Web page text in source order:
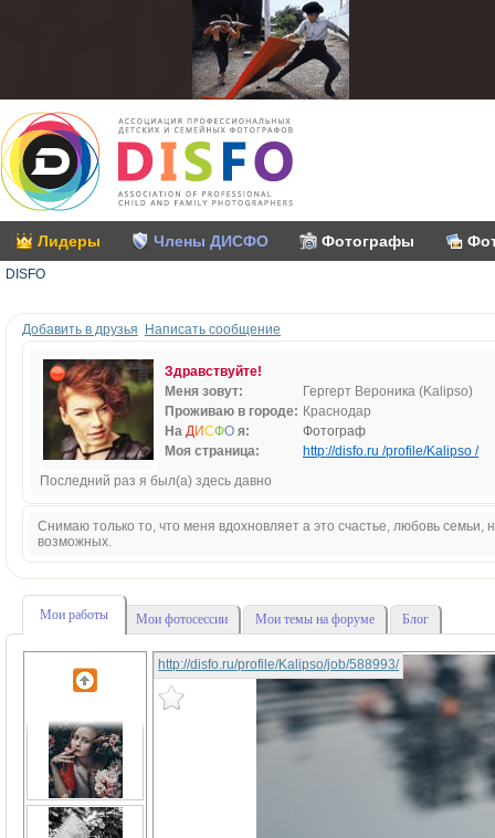
Лидеры Члены ДИСФО Фотографы
DISFO
Добавить в друзья Написать сообщение
Здравствуйте!
Меня зовут:
Гергерт Вероника (Kalipso)
Проживаю в городе: Краснодар
На ДИСФО я:
Фотограф
Моя страница:
http://disfo.ru /profile/Kalipso /
Последний раз я был(а) здесь давно
Снимаю только то, что меня вдохновляет а это счастье, любовь
возможных.
Мои работы Мои фотосессии Мои темы на форуме Блог
http://disfo.ru/profile/Kalipso/job/588993/